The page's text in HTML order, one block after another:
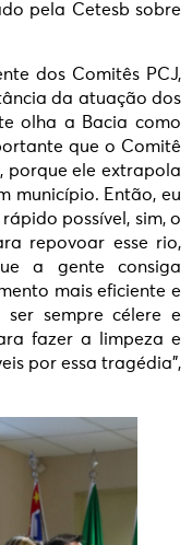
pela Cetesb sobre
dos Comitês PCJ,
da atuação dos
olha a Bacia como
que o Comitê
porque ele extrapola
município. Então, eu
possível, sim, o
repovoar esse rio,
a gente consiga
mais eficiente e
sempre célere e
fazer a limpeza e
por essa tragédia”,